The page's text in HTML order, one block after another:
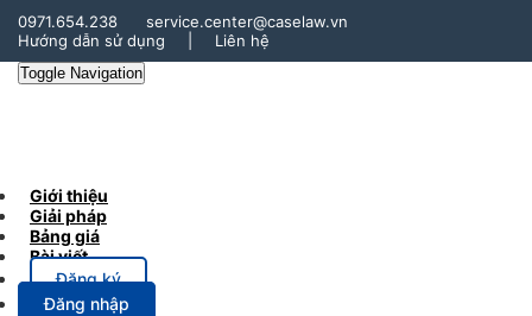
0971.654.238
service.center@caselaw.vn
Hướng dẫn sử dụng
Liên hệ
Toggle Navigation
Giới thiệu
Giải pháp
Bảng giá
Bài viết
Đăng ký
Đăng nhập